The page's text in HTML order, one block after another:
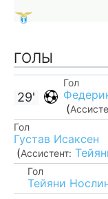
ГОЛЫ
Гол
(
29'
Гол
Густав Исаксен
(Ассистент:
Гол
Тейяни